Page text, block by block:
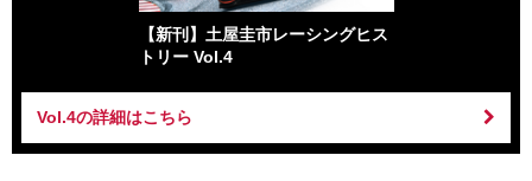
【新刊】土屋圭市レーシングヒス
トリー Vol.4
Vol.4の詳細はこちら